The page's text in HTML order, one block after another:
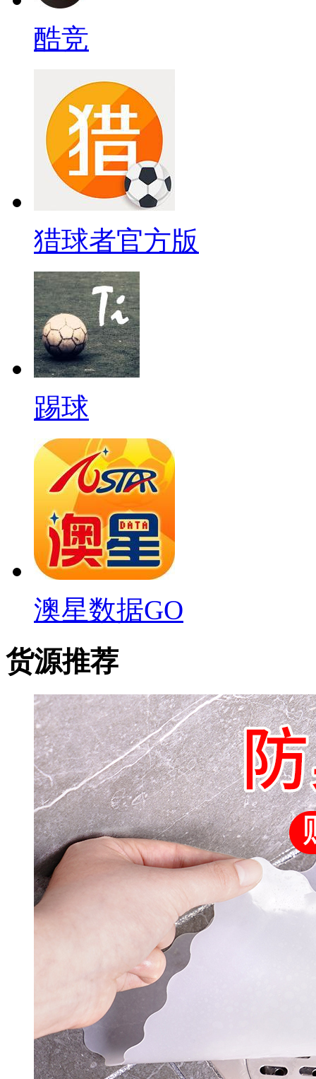
酷竞
猎球者官方版
踢球
澳星数据GO
货源推荐